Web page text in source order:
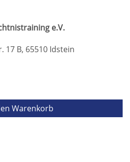
e.V.
17 B, 65510 Idstein
Warenkorb